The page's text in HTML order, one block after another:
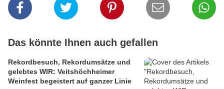
Das könnte Ihnen auch gefallen
Rekordbesuch, Rekordumsätze und
gelebtes WIR: Veitshöchheimer
Weinfest begeistert auf ganzer Linie